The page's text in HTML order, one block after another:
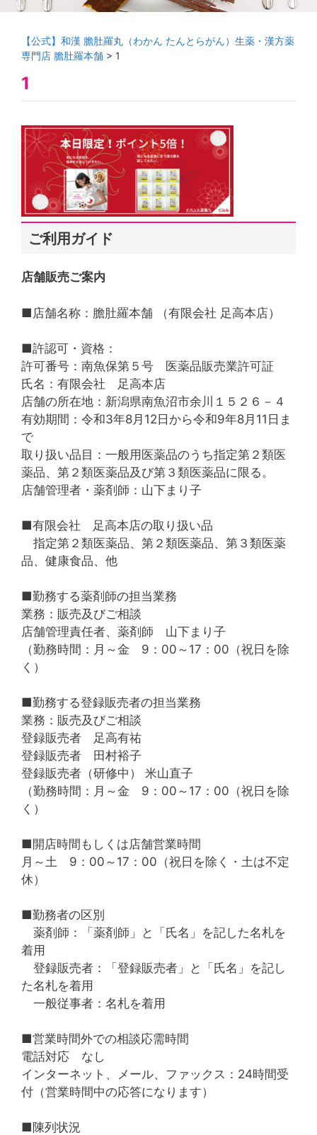
【公式】和漢 膽肚羅丸（わかん たんとらがん）生薬・漢方薬
専門店 膽肚羅本舗 > 1
1
ご利用ガイド
店舗販売ご案内
■店舗名称：膽肚羅本舗 （有限会社 足高本店）
■許認可・資格：
許可番号：南魚保第５号 医薬品販売業許可証
氏名：有限会社 足高本店
店舗の所在地：新潟県南魚沼市余川１５２６－４
有効期間：令和3年8月12日から令和9年8月11日ま
で
取り扱い品目：一般用医薬品のうち指定第２類医
薬品、第２類医薬品及び第３類医薬品に限る。
店舗管理者・薬剤師：山下まり子
■有限会社 足高本店の取り扱い品
指定第２類医薬品、第２類医薬品、第３類医薬
品、健康食品、他
■勤務する薬剤師の担当業務
業務：販売及びご相談
店舗管理責任者、薬剤師 山下まり子
（勤務時間：月～金 9：00～17：00（祝日を除
く）
■勤務する登録販売者の担当業務
業務：販売及びご相談
登録販売者 足高有祐
登録販売者 田村裕子
登録販売者（研修中） 米山直子
（勤務時間：月～金 9：00～17：00（祝日を除
く）
■開店時間もしくは店舗営業時間
月～土 9：00～17：00（祝日を除く・土は不定
休）
■勤務者の区別
薬剤師：「薬剤師」と「氏名」を記した名札を
着用
登録販売者：「登録販売者」と「氏名」を記し
た名札を着用
一般従事者：名札を着用
■営業時間外での相談応需時間
電話対応 なし
インターネット、メール、ファックス：24時間受
付（営業時間中の応答になります）
■陳列状況